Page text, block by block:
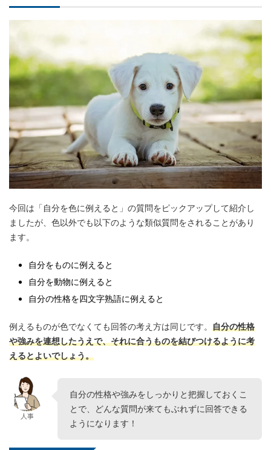
今回は「自分を色に例えると」の質問をピックアップして紹介し
ましたが、色以外でも以下のような類似質問をされることがあり
ます。
自分をものに例えると
自分を動物に例えると
自分の性格を四文字熟語に例えると
例えるものが色でなくても回答の考え方は同じです。 自分の性格
や強みを連想したうえで、それに合うものを結びつけるように考
えるとよいでしょう。
人事
自分の性格や強みをしっかりと把握しておくこ
とで、どんな質問が来てもぶれずに回答できる
ようになります！